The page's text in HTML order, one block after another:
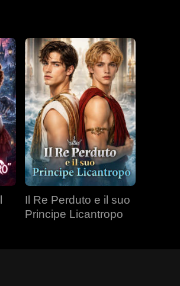
Il Re Perduto e il suo
Principe Licantropo